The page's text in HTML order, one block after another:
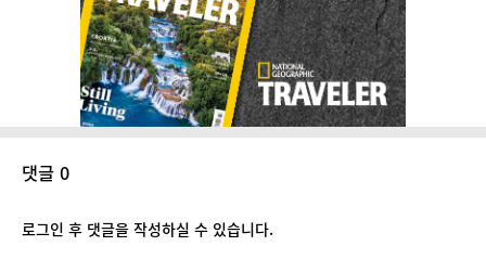
댓글 0
로그인 후 댓글을 작성하실 수 있습니다.